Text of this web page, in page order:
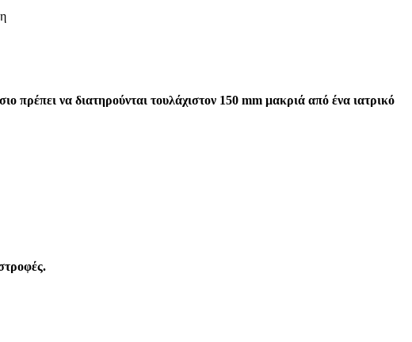
πρέπει να διατηρούνται τουλάχιστον 150 mm μακριά από ένα ιατρικό